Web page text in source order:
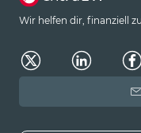
Wir helfen dir, finanziell